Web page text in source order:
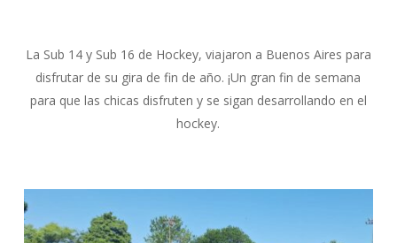
La Sub 14 y Sub 16 de Hockey, viajaron a Buenos Aires para
disfrutar de su gira de fin de año. ¡Un gran fin de semana
para que las chicas disfruten y se sigan desarrollando en el
hockey.